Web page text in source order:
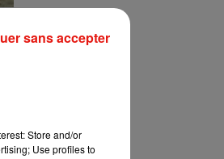
Store and/or
Use profiles to
sans accepter